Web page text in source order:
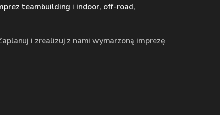
teambuilding i indoor, off-road,
i zrealizuj z nami wymarzoną imprezę